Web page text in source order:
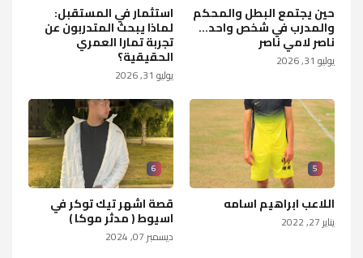
حين يجتمع البطل والمحكم
والمدرب في شخص واحد...
ناصر لامي ناصر
يوليو 31, 2026
استثمار في المستقبل:
لماذا يبحث المتدربون عن
تجربة تمارا العمري
الحقيقية؟
يوليو 31, 2026
5
اللاعب ابراهيم اسامه
يناير 27, 2022
6
قصة اشهر تيك توكر في
اسيوط ( مدثر موكا )
ديسمبر 07, 2024